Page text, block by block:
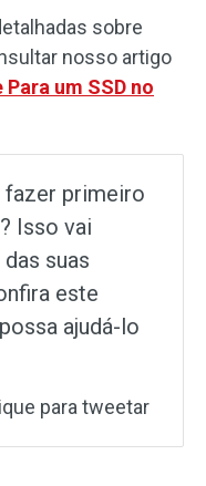
sobre
nosso artigo
um SSD no
fazer primeiro
Isso vai
suas
este
ajudá-lo
para tweetar